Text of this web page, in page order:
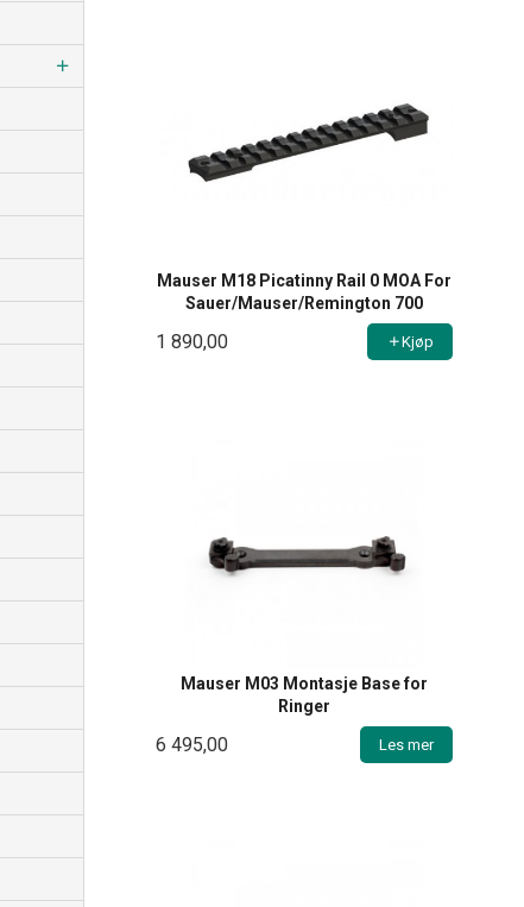
Mauser M18 Picatinny Rail 0 MOA For
Sauer/Mauser/Remington 700
1 890,00 Kjøp
Mauser M03 Montasje Base for
Ringer
6 495,00 Les mer